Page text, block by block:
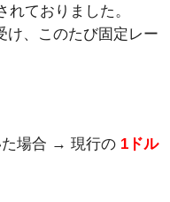
ておりました。
け、このたび固定レー
た場合 → 現行の 1ドル